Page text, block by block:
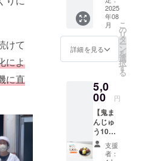
けて
によ
に直
ジェク
ト終了
後感謝
の気持
ちを込
めて
にて "お
礼の
メッ
セー
ジ"を送
らせて
頂きま
す。
2025
年08
月
詳細を見る
こ
の
リ
タ
ー
ン
を
選
択
す
る
5,0
00 円
【鬼ま
んじゅ
う10個
セット
コー支援
者：